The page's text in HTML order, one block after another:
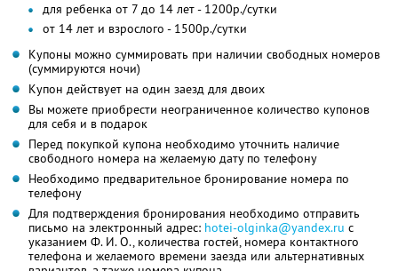
для ребенка от 7 до 14 лет - 1200р./сутки
от 14 лет и взрослого - 1500р./сутки
Купоны можно суммировать при наличии свободных номеров
(суммируются ночи)
Купон действует на один заезд для двоих
Вы можете приобрести неограниченное количество купонов
для себя и в подарок
Перед покупкой купона необходимо уточнить наличие
свободного номера на желаемую дату по телефону
Необходимо предварительное бронирование номера по
телефону
Для подтверждения бронирования необходимо отправить
письмо на электронный адрес: hotei-olginka@yandex.ru с
указанием Ф. И. О., количества гостей, номера контактного
телефона и желаемого времени заезда или альтернативных